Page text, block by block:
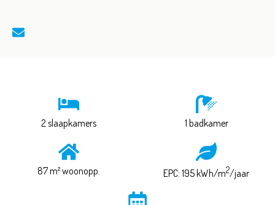
2 slaapkamers 1 badkamer
87 m² woonopp. EPC: 195 kWh/m2/jaar